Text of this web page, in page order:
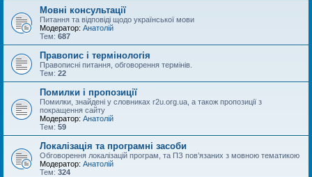
Мовні консультації
Питання та відповіді щодо української мови
Модератор: Анатолій
Тем: 687
Правопис і термінологія
Правописні питання, обговорення термінів.
Тем: 22
Помилки і пропозиції
Помилки, знайдені у словниках r2u.org.ua, а також пропозиції з
покращення сайту
Модератор: Анатолій
Тем: 59
Локалізація та програмні засоби
Обговорення локалізацій програм, та ПЗ пов’язаних з мовною тематикою
Модератор: Анатолій
Тем: 324